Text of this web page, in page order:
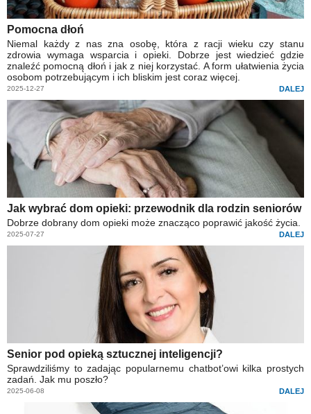
Pomocna dłoń
Niemal każdy z nas zna osobę, która z racji wieku czy stanu
zdrowia wymaga wsparcia i opieki. Dobrze jest wiedzieć gdzie
znaleźć pomocną dłoń i jak z niej korzystać. A form ułatwienia życia
osobom potrzebującym i ich bliskim jest coraz więcej.
2025-12-27 DALEJ
Jak wybrać dom opieki: przewodnik dla rodzin seniorów
Dobrze dobrany dom opieki może znacząco poprawić jakość życia.
2025-07-27 DALEJ
Senior pod opieką sztucznej inteligencji?
Sprawdziliśmy to zadając popularnemu chatbot’owi kilka prostych
zadań. Jak mu poszło?
2025-06-08 DALEJ